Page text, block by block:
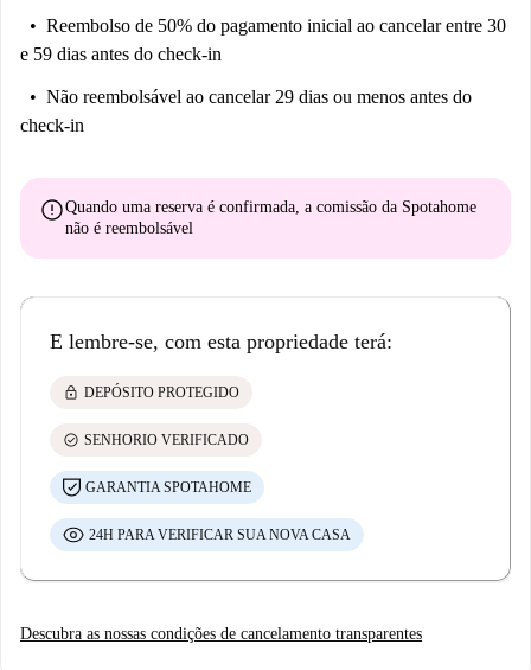
Reembolso de 50% do pagamento inicial ao cancelar entre 30
e 59 dias antes do check-in
Não reembolsável ao cancelar 29 dias ou menos antes do
check-in
errorQuando uma reserva é confirmada, a comissão da Spotahome
não é reembolsável
E lembre-se, com esta propriedade terá:
lock DEPÓSITO PROTEGIDO
check_circle SENHORIO VERIFICADO
GARANTIA SPOTAHOME
24H PARA VERIFICAR SUA NOVA CASA
Descubra as nossas condições de cancelamento transparentes